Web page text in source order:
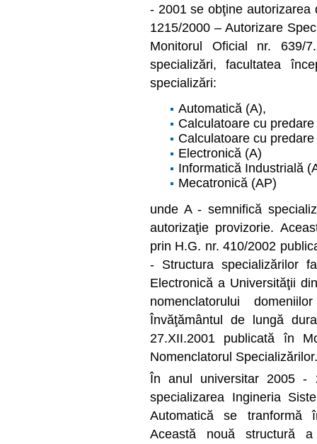
- 2001 se obţine autorizarea
1215/2000 – Autorizare
Monitorul Oficial nr. 639/
specializări, facultatea
specializări:
Automatică (A),
Calculatoare cu
Calculatoare cu
Electronică (A)
Informatică Industrială
Mecatronică (AP)
unde A - semnifică
autorizaţie provizorie.
prin H.G. nr. 410/2002
- Structura specializărilor
Electronică a Universităţii
nomenclatorului
Învăţământul de lungă
27.XII.2001 publicată în
Nomenclatorul Specializărilor.
În anul universitar 2005 -
specializarea Ingineria
Automatică se tranformă
Această nouă structură